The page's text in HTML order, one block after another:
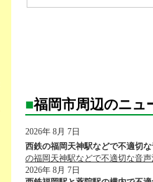
■福岡市周辺のニュ
2026年 8月 7日
西鉄の福岡天神駅などで不適切
の福岡天神駅などで不適切な音
2026年 8月 7日